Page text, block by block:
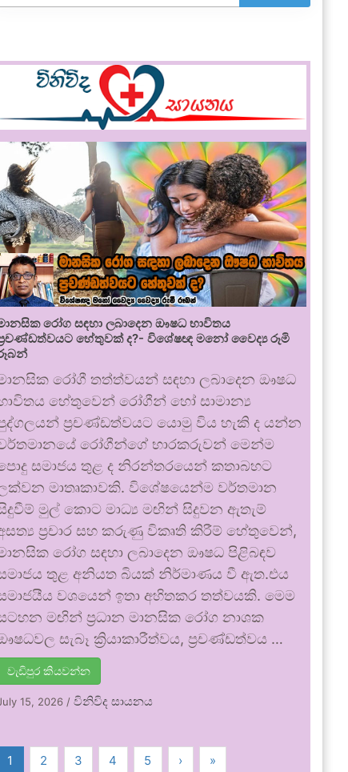
රෝග සඳහා ලබාදෙන ඖෂධ භාවිතය
හේතුවක් ද?- විශේෂඥ මනෝ වෛද්‍ය රූමි
රෝගී තත්ත්වයන් සඳහා ලබාදෙන ඖෂධ
හේතුවෙන් රෝගීන් හෝ සාමාන්‍ය
ප්‍රචණ්ඩත්වයට යොමු විය හැකි ද යන්න
රෝගීන්ගේ භාරකරුවන් මෙන්ම
සමාජය තුළ ද නිරන්තරයෙන් කතාබහට
මාතෘකාවකි. විශේෂයෙන්ම වර්තමාන
මුල් කොට මාධ්‍ය මඟින් සිදුවන ඇතැම්
ප්‍රචාර සහ කරුණු විකෘති කිරීම් හේතුවෙන්,
රෝග සඳහා ලබාදෙන ඖෂධ පිළිබඳව
තුළ අනියත බියක් නිර්මාණය වී ඇත.එය
වශයෙන් ඉතා අහිතකර තත්වයකි. මෙම
මඟින් ප්‍රධාන මානසික රෝග නාශක
සැබෑ ක්‍රියාකාරීත්වය, ප්‍රචණ්ඩත්වය …
වැඩිපුර කියවන්න
15, 2026 /විනිවිද සායනය
1 2 3 4 5 › »